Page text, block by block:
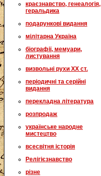
краєзнавство, генеалогія,
геральдика
подарункові видання
мілітарна Україна
біографії, мемуари,
листування
визвольні рухи XX ст.
періодичні та серійні
видання
перекладна література
розпродаж
українське народне
мистецтво
всесвітня історія
Релігієзнавство
різне